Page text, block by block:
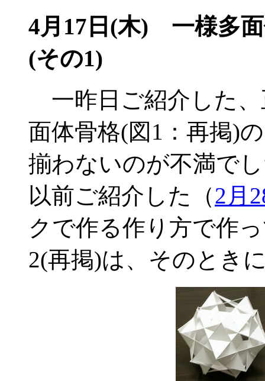
4月17日(木) 一様多
(その1)
一昨日ご紹介した、
面体骨格(図1：再掲)
揃わないのが不満で
以前ご紹介した（2月
クで作る作り方で作
2(再掲)は、そのとき